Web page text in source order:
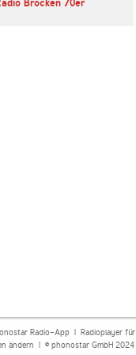
Brocken 70er
Radio-App| Radioplayer für
ändern | © phonostar GmbH 2024